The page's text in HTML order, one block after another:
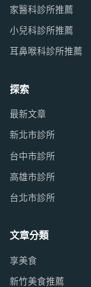
家醫科診所推薦
小兒科診所推薦
耳鼻喉科診所推薦
探索
最新文章
新北市診所
台中市診所
高雄市診所
台北市診所
文章分類
享美食
新竹美食推薦